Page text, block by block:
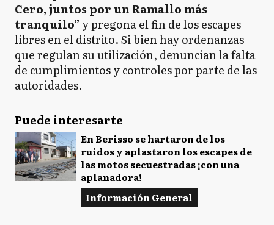
Cero, juntos por un Ramallo más
tranquilo” y pregona el fin de los escapes
libres en el distrito. Si bien hay ordenanzas
que regulan su utilización, denuncian la falta
de cumplimientos y controles por parte de las
autoridades.
Puede interesarte
En Berisso se hartaron de los
ruidos y aplastaron los escapes de
las motos secuestradas ¡con una
aplanadora!
Información General